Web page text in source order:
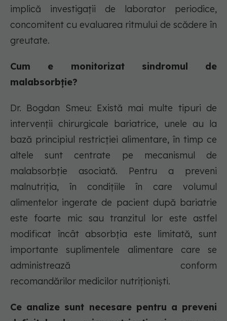
implică investigații de laborator periodice,
concomitent cu evaluarea ritmului de scădere în
greutate.
Cum e monitorizat sindromul de
malabsorbție?
Dr. Bogdan Smeu: Există mai multe tipuri de
intervenții chirurgicale bariatrice, unele au la
bază principiul restricției alimentare, în timp ce
altele sunt centrate pe mecanismul de
malabsorbție asociată. Pentru a preveni
malnutriția, în condițiile în care volumul
alimentelor ingerate de pacient după bariatrie
este foarte mic sau tranzitul lor este astfel
modificat încât absorbția este limitată, sunt
importante suplimentele alimentare care se
administrează conform
recomandărilor medicilor nutriționiști.
Ce analize sunt necesare pentru a preveni